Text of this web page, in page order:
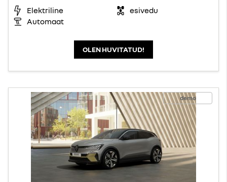
Elektriline
esivedu
Automaat
OLEN HUVITATUD!
demo